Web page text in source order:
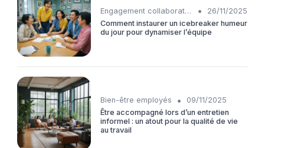
Engagement collaborateurs •
26/11/2025
Comment instaurer un icebreaker humeur
du jour pour dynamiser l’équipe
Bien-être employés •
09/11/2025
Être accompagné lors d’un entretien
informel : un atout pour la qualité de vie
au travail